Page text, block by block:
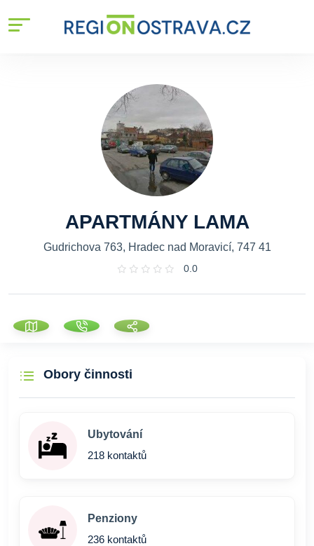
APARTMÁNY LAMA
Gudrichova 763, Hradec nad Moravicí, 747 41
0.0
Obory činnosti
Ubytování
218 kontaktů
Penziony
236 kontaktů